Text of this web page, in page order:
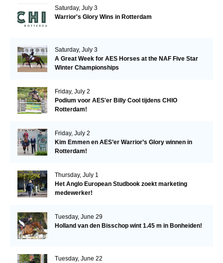
Saturday, July 3
Warrior's Glory Wins in Rotterdam
Saturday, July 3
A Great Week for AES Horses at the NAF Five Star
Winter Championships
Friday, July 2
Podium voor AES'er Billy Cool tijdens CHIO
Rotterdam!
Friday, July 2
Kim Emmen en AES’er Warrior’s Glory winnen in
Rotterdam!
Thursday, July 1
Het Anglo European Studbook zoekt marketing
medewerker!
Tuesday, June 29
Holland van den Bisschop wint 1.45 m in Bonheiden!
Tuesday, June 22